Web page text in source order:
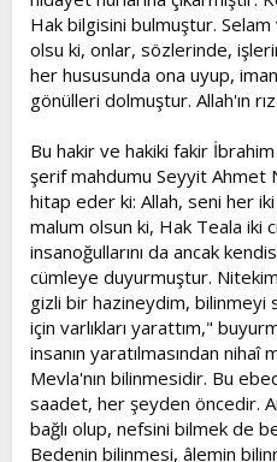
Hak bilgisini bulmuştur.
olsu ki, onlar, sözlerinde,
her hususunda ona uyup,
gönülleri dolmuştur. Allah'ın
Bu hakir ve hakiki fakir
şerif mahdumu Seyyit Ahmet
hitap eder ki: Allah, seni her
malum olsun ki, Hak Teala iki
insanoğullarını da ancak
cümleye duyurmuştur.
gizli bir hazineydim, bilinmeyi
için varlıkları yarattım,"
insanın yaratılmasından
Mevla'nın bilinmesidir. Bu
saadet, her şeyden öncedir.
bağlı olup, nefsini bilmek de
Bedenin bilinmesi, âlemin